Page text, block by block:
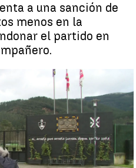
a una sanción de
menos en la
el partido en
del Arratia | Antena 3 Noticias